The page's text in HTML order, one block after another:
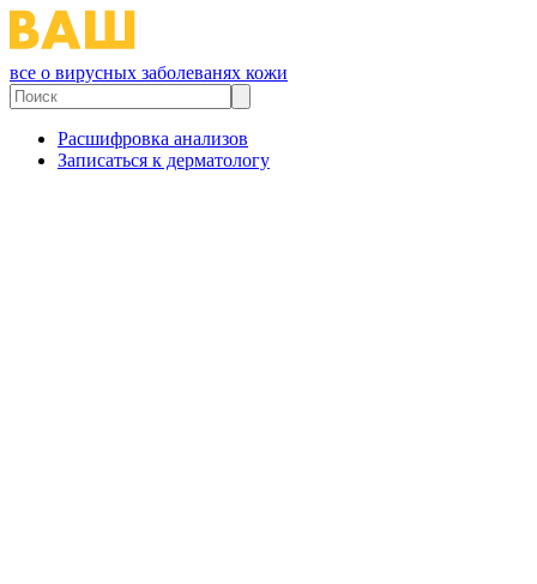
все о вирусных заболеванях кожи
Расшифровка анализов
Записаться к дерматологу